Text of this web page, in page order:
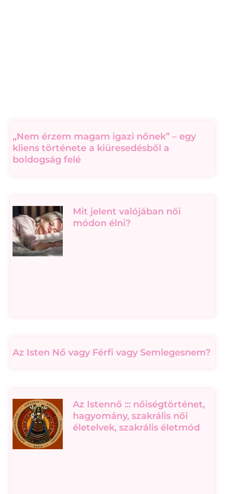
„Nem érzem magam igazi nőnek” – egy
kliens története a kiüresedésből a
boldogság felé
Mit jelent valójában női
módon élni?
Az Isten Nő vagy Férfi vagy Semlegesnem?
Az Istennő ::: nőiségtörténet,
hagyomány, szakrális női
életelvek, szakrális életmód